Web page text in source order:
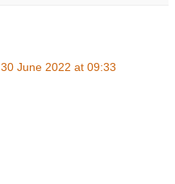
30 June 2022 at 09:33